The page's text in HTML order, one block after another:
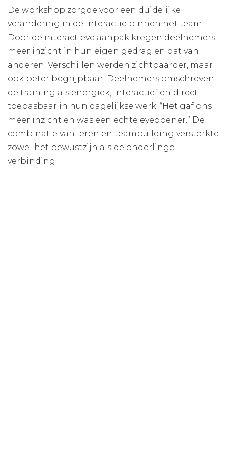
De workshop zorgde voor een duidelijke
verandering in de interactie binnen het team.
Door de interactieve aanpak kregen deelnemers
meer inzicht in hun eigen gedrag en dat van
anderen. Verschillen werden zichtbaarder, maar
ook beter begrijpbaar. Deelnemers omschreven
de training als energiek, interactief en direct
toepasbaar in hun dagelijkse werk. “Het gaf ons
meer inzicht en was een echte eyeopener.” De
combinatie van leren en teambuilding versterkte
zowel het bewustzijn als de onderlinge
verbinding.